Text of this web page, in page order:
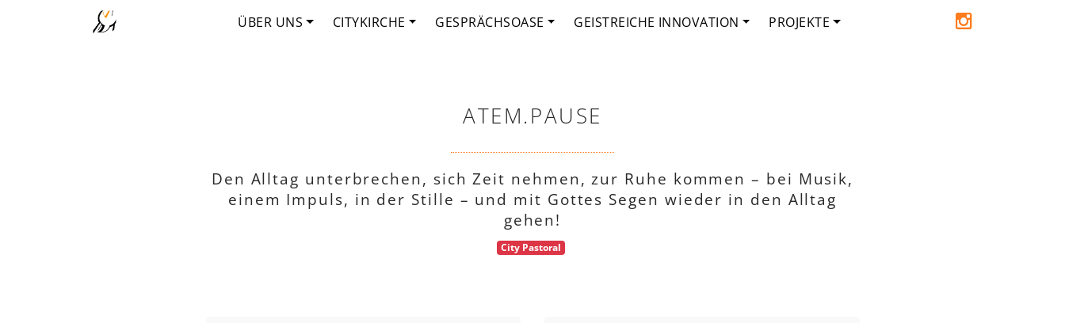
ÜBER UNS CITYKIRCHE GESPRÄCHSOASE GEISTREICHE INNOVATION PROJEKTE
ATEM.PAUSE
Den Alltag unterbrechen, sich Zeit nehmen, zur Ruhe kommen – bei Musik,
einem Impuls, in der Stille – und mit Gottes Segen wieder in den Alltag
gehen!
City Pastoral